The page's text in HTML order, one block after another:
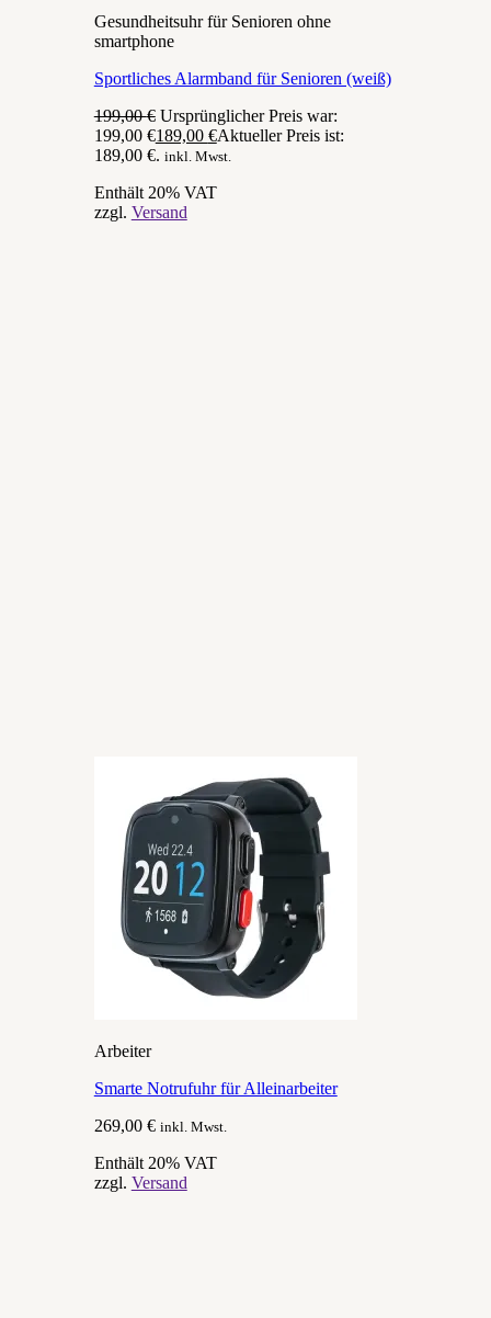
Gesundheitsuhr für Senioren ohne
smartphone
Sportliches Alarmband für Senioren (weiß)
199,00€ Ursprünglicher Preis war:
199,00 €189,00 €Aktueller Preis ist:
189,00 €. inkl. Mwst.
Enthält 20% VAT
zzgl. Versand
Arbeiter
Smarte Notrufuhr für Alleinarbeiter
269,00 € inkl. Mwst.
Enthält 20% VAT
zzgl. Versand